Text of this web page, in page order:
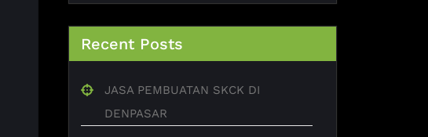
Recent Posts
JASA PEMBUATAN SKCK DI
DENPASAR